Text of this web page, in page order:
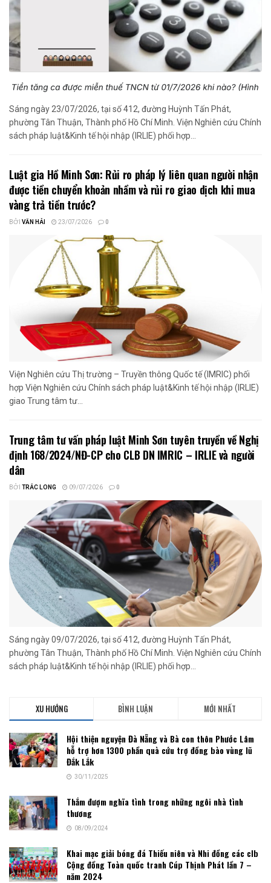
Sáng ngày 23/07/2026, tại số 412, đường Huỳnh Tấn Phát,
phường Tân Thuận, Thành phố Hồ Chí Minh. Viện Nghiên cứu Chính
sách pháp luật&Kinh tế hội nhập (IRLIE) phối hợp...
Luật gia Hồ Minh Sơn: Rủi ro pháp lý liên quan người nhận
được tiền chuyển khoản nhầm và rủi ro giao dịch khi mua
vàng trả tiền trước?
BỞI VĂN HẢI 23/07/2026 0
Viện Nghiên cứu Thị trường – Truyền thông Quốc tế (IMRIC) phối
hợp Viện Nghiên cứu Chính sách pháp luật&Kinh tế hội nhập (IRLIE)
giao Trung tâm tư...
Trung tâm tư vấn pháp luật Minh Sơn tuyên truyền về Nghị
định 168/2024/NĐ-CP cho CLB DN IMRIC – IRLIE và người
dân
BỞI TRẮC LONG 09/07/2026 0
Sáng ngày 09/07/2026, tại số 412, đường Huỳnh Tấn Phát,
phường Tân Thuận, Thành phố Hồ Chí Minh. Viện Nghiên cứu Chính
sách pháp luật&Kinh tế hội nhập (IRLIE) phối hợp...
XU HƯỚNG BÌNH LUẬN MỚI NHẤT
Hội thiện nguyện Đà Nẵng và Bà con thôn Phước Lâm
hỗ trợ hơn 1300 phần quà cứu trợ đồng bào vùng lũ
Đắk Lắk
30/11/2025
Thắm đượm nghĩa tình trong những ngôi nhà tình
thương
08/09/2024
Khai mạc giải bóng đá Thiếu niên và Nhi đồng các clb
Cộng đồng Toàn quốc tranh Cúp Thịnh Phát lần 7 –
năm 2024